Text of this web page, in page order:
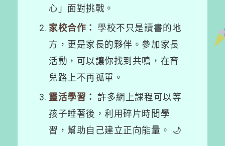
心」面對挑戰。
家校合作：
學校不只是讀書的地
方，更是家長的夥伴。參加家長
活動，可以讓你找到共鳴，在育
兒路上不再孤單。
靈活學習： 許多網上課程可以等
孩子睡著後，利用碎片時間學
習，幫助自己建立正向能量。 🌙